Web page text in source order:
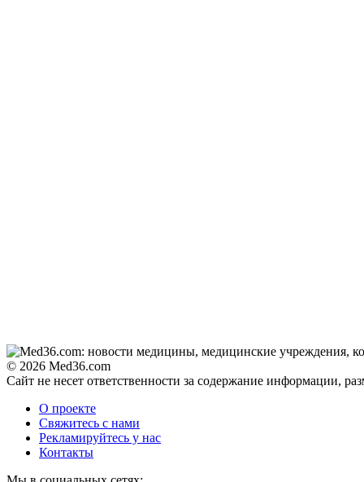
© 2026 Med36.com
Сайт не несет ответственности за содержание информации,
О проекте
Свяжитесь с нами
Рекламируйтесь у нас
Контакты